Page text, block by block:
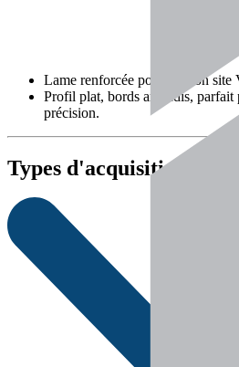
Lame renforcée pour finition site
Profil plat, bords arrondis, parfait
précision.
Types d'acquisition